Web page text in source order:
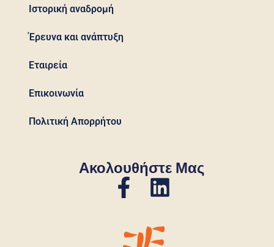
Ιστορική αναδρομή
Έρευνα και ανάπτυξη
Εταιρεία
Επικοινωνία
Πολιτική Απορρήτου
Ακολουθήστε Μας